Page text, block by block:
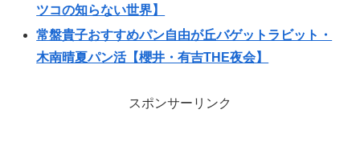
ツコの知らない世界】
常盤貴子おすすめパン自由が丘バゲットラビット・
木南晴夏パン活【櫻井・有吉THE夜会】
スポンサーリンク